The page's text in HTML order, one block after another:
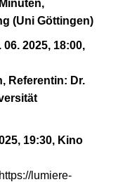
(Uni Göttingen)
06. 2025, 18:00,
Referentin: Dr.
19:30, Kino
lumiere-